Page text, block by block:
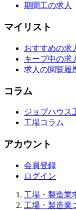
期間工の求人
マイリスト
おすすめの求
キープ中の求
求人の閲覧履
コラム
ジョブハウス
工場コラム
アカウント
会員登録
ログイン
工場・製造業
工場・製造業